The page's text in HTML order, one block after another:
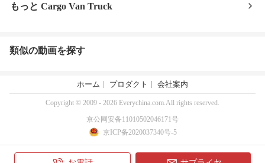
もっと Cargo Van Truck
類似の動画を探す
ホーム プロダクト 会社案内
Copyright © 2009 - 2026 Everychina.com.All rights reserved.
京公网安备11010502046171号
京ICP备2020037340号-5